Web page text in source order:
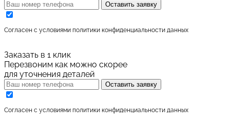
Оставить заявку
Cогласен с условиями политики конфиденциальности данных
Заказать в 1 клик
Перезвоним как можно скорее
для уточнения деталей
Оставить заявку
Cогласен с условиями политики конфиденциальности данных